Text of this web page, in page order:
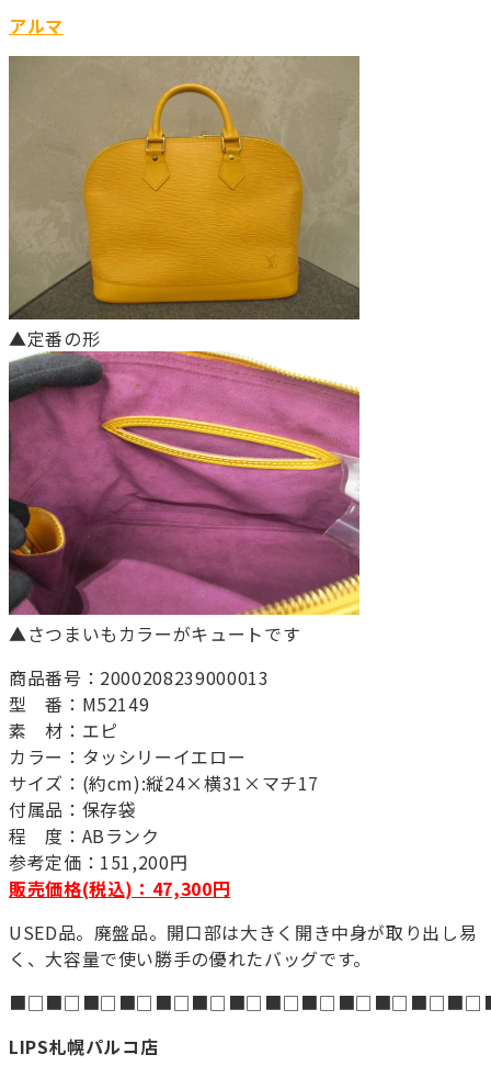
アルマ
▲定番の形
▲さつまいもカラーがキュートです
商品番号：2000208239000013
型 番：M52149
素 材：エピ
カラー：タッシリーイエロー
サイズ：(約cm):縦24×横31×マチ17
付属品：保存袋
程 度：ABランク
参考定価：151,200円
販売価格(税込)：47,300円
USED品。廃盤品。開口部は大きく開き中身が取り出し易
く、大容量で使い勝手の優れたバッグです。
LIPS札幌パルコ店